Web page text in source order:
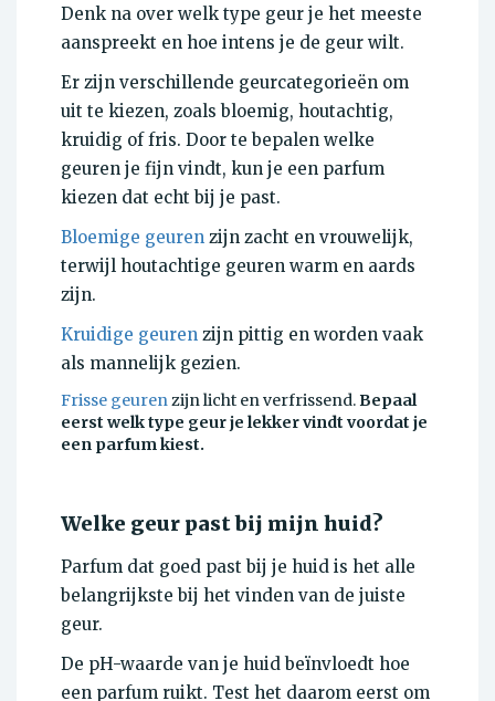
Denk na over welk type geur je het meeste
aanspreekt en hoe intens je de geur wilt.
Er zijn verschillende geurcategorieën om
uit te kiezen, zoals bloemig, houtachtig,
kruidig of fris. Door te bepalen welke
geuren je fijn vindt, kun je een parfum
kiezen dat echt bij je past.
Bloemige geuren zijn zacht en vrouwelijk,
terwijl houtachtige geuren warm en aards
zijn.
Kruidige geuren zijn pittig en worden vaak
als mannelijk gezien.
Frisse geurenzijn licht en verfrissend.Bepaal
eerst welk type geur je lekker vindt voordat je
een parfum kiest.
Welke geur past bij mijn huid?
Parfum dat goed past bij je huid is het alle
belangrijkste bij het vinden van de juiste
geur.
De pH-waarde van je huid beïnvloedt hoe
een parfum ruikt. Test het daarom eerst om